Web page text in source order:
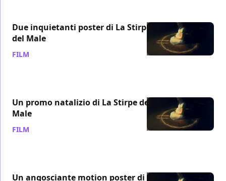
Due inquietanti poster di La Stirpe
del Male
FILM
Un promo natalizio di La Stirpe del
Male
FILM
Un angosciante motion poster di La